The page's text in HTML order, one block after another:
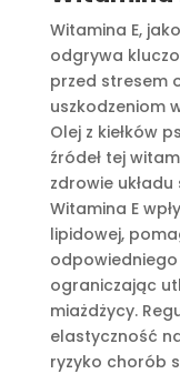
Witamina E,
odgrywa
przed stresem
uszkodzeniom
Olej z kiełków
źródeł tej
zdrowie
Witamina E
lipidowej,
ograniczając
miażdżycy.
elastyczność
ryzyko chorób